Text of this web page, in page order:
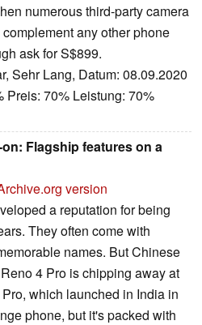
numerous third-party camera
any other phone
ask for S$899.
Sehr Lang, Datum: 08.09.2020
Preis: 70% Leistung: 70%
Flagship features on a
version
a reputation for being
They often come with
names. But Chinese
4 Pro is chipping away at
which launched in India in
phone, but it's packed with